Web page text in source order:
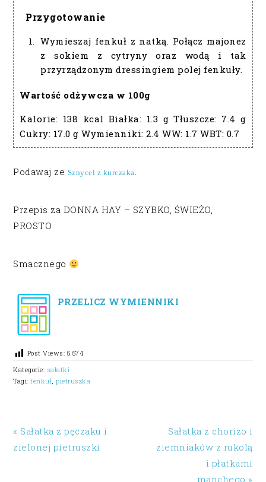
Przygotowanie
Wymieszaj fenkuł z natką. Połącz majonez
z sokiem z cytryny oraz wodą i tak
przyrządzonym dressingiem polej fenkuły.
Wartość odżywcza w 100g
Kalorie: 138 kcal Białka: 1.3 g Tłuszcze: 7.4 g
Cukry: 17.0 g Wymienniki:2.4 WW: 1.7 WBT: 0.7
Podawaj ze Sznycel z kurczaka.
Przepis za DONNA HAY – SZYBKO, ŚWIEŻO,
PROSTO
Smacznego
PRZELICZ WYMIENNIKI
Post Views: 5 574
Kategorie: sałatki
Tagi:fenkuł ,pietruszka
« Sałatka z pęczaku i
zielonej pietruszki
Sałatka z chorizo i
ziemniaków z rukolą
i płatkami
manchego »